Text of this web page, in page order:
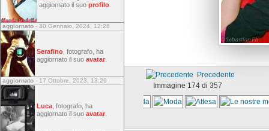
Precedente
Immagine 174 di 357
aggiornato il suo profilo
aggiornato - 30 Gennaio, 2024, 12:28
Serafino , fotografo, ha
aggiornato il suo avatar
aggiornato - 17 Ottobre, 2023, 13:29
Luca , fotografo, ha
aggiornato il suo avatar